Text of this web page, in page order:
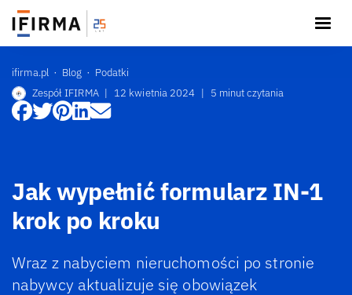
ifirma.pl Blog
Podatki
Zespół IFIRMA | 12 kwietnia 2024 | 5 minut czytania
Jak wypełnić formularz IN-1
krok po kroku
Wraz z nabyciem nieruchomości po stronie
nabywcy aktualizuje się obowiązek